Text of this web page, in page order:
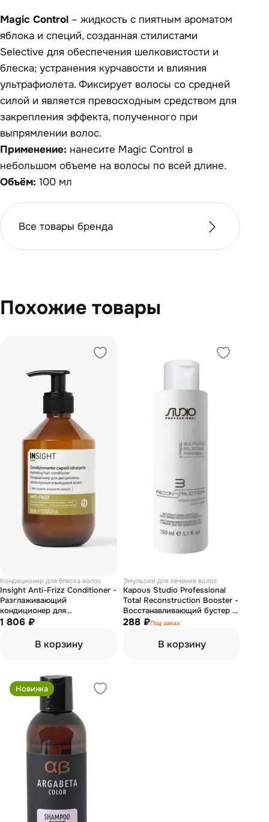
Magic Control – жидкость с пиятным ароматом
яблока и специй, созданная стилистами
Selective для обеспечения шелковистости и
блеска; устранения курчавости и влияния
ультрафиолета. Фиксирует волосы со средней
силой и является превосходным средством для
закрепления эффекта, полученного при
выпрямлении волос.
Применение: нанесите Magic Control в
небольшом объеме на волосы по всей длине.
Объём: 100 мл
Все товары бренда
Похожие товары
Кондиционер для блеска волос
Insight Anti-Frizz Conditioner -
Разглаживающий
кондиционер для
непослушных волос 350 мл
1 806 ₽
В корзину
Эмульсии для лечения волос
Kapous Studio Professional
Total Reconstruction Booster -
Восстанавливающий бустер с
амино-бустер комплексом 150
288 ₽Под заказ
В корзину
Новинка